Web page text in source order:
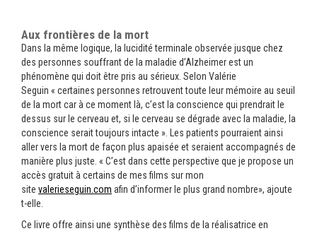
Aux frontières de la mort
Dans la même logique, la lucidité terminale observée jusque chez
des personnes souffrant de la maladie d’Alzheimer est un
phénomène qui doit être pris au sérieux. Selon Valérie
Seguin « certaines personnes retrouvent toute leur mémoire au seuil
de la mort car à ce moment là, c’est la conscience qui prendrait le
dessus sur le cerveau et, si le cerveau se dégrade avec la maladie, la
conscience serait toujours intacte ». Les patients pourraient ainsi
aller vers la mort de façon plus apaisée et seraient accompagnés de
manière plus juste. « C’est dans cette perspective que je propose un
accès gratuit à certains de mes films sur mon
site valerieseguin.com afin d’informer le plus grand nombre», ajoute
t-elle.
Ce livre offre ainsi une synthèse des films de la réalisatrice en